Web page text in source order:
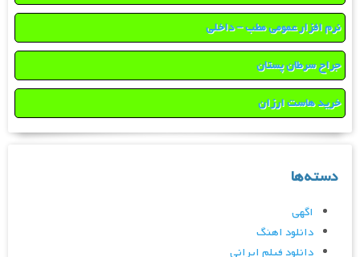
نرم افزار عمومی مطب – داخلی
جراح سرطان پستان
خرید هاست ارزان
دسته‌ها
اگهی
دانلود اهنگ
دانلود فیلم ایرانی